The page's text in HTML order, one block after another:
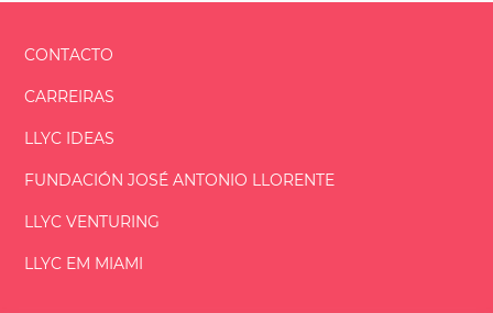
CONTACTO
CARREIRAS
LLYC IDEAS
FUNDACIÓNJOSÉ ANTONIO LLORENTE
LLYC VENTURING
LLYC EM MIAMI